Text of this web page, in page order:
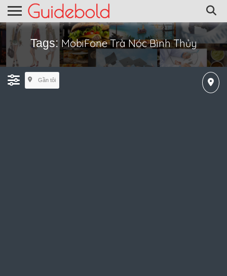
Tags: MobiFone Trà Nóc Bình Thủy
Gần tôi